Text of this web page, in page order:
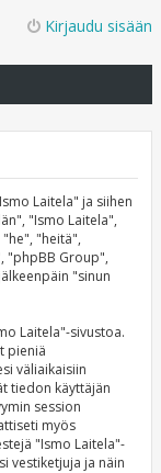
Kirjaudu sisään
Laitela" ja siihen
"Ismo Laitela",
"heitä",
"phpBB Group",
"sinun
Laitela"-sivustoa.
pieniä
väliaikaisiin
tiedon käyttäjän
session
myös
"Ismo Laitela"-
vestiketjuja ja näin